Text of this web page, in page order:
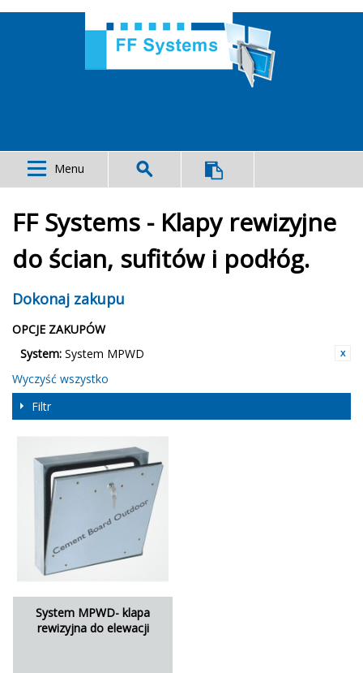
Menu
FF Systems - Klapy rewizyjne
do ścian, sufitów i podłóg.
Dokonaj zakupu
OPCJE ZAKUPÓW
System: System MPWD
Wyczyść wszystko
Filtr
System MPWD- klapa
rewizyjna do elewacji